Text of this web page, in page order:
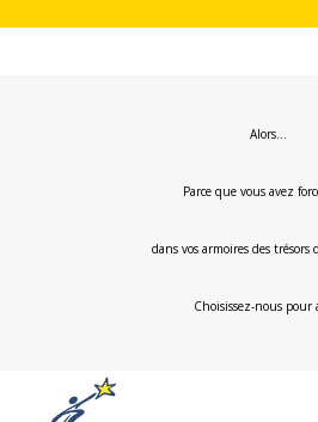
Alors…
Parce que vous avez
dans vos armoires des trésors
Choisissez-nous pour